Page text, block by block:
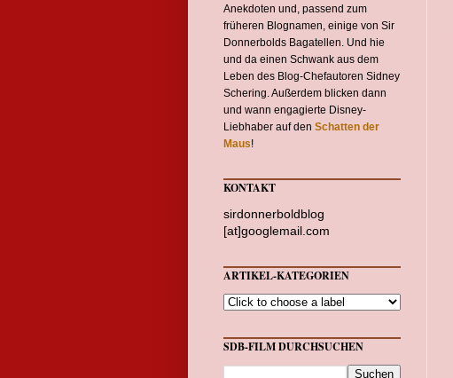
Anekdoten und, passend zum
früheren Blognamen, einige von Sir
Donnerbolds Bagatellen. Und hie
und da einen Schwank aus dem
Leben des Blog-Chefautoren Sidney
Schering. Außerdem blicken dann
und wann engagierte Disney-
Liebhaber auf den Schatten der
Maus!
KONTAKT
sirdonnerboldblog
[at]googlemail.com
ARTIKEL-KATEGORIEN
SDB-FILM DURCHSUCHEN